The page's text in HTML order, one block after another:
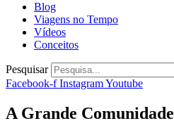
Blog
Viagens no Tempo
Vídeos
Conceitos
Pesquisar
Facebook-f InstagramYoutube
A Grande Comunidade